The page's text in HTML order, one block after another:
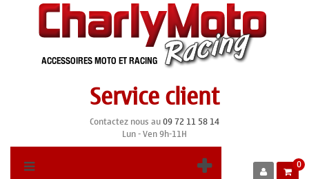
Service client
Contactez nous au09 72 11 58 14
Lun - Ven 9h-11H
0